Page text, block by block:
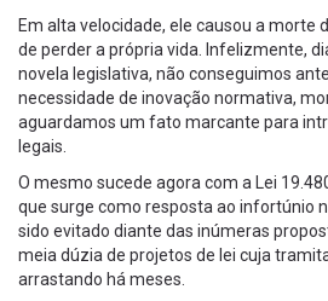
Em alta velocidade, ele causou a morte
de perder a própria vida. Infelizmente,
novela legislativa, não conseguimos
necessidade de inovação normativa,
aguardamos um fato marcante para
legais.
O mesmo sucede agora com a Lei
que surge como resposta ao infortúnio
sido evitado diante das inúmeras
meia dúzia de projetos de lei cuja
arrastando há meses.